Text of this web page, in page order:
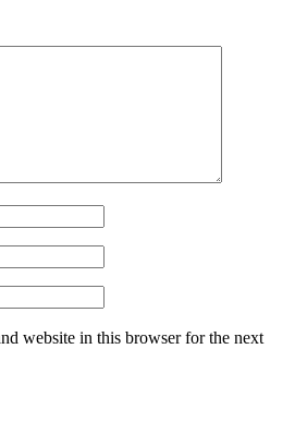
website in this browser for the next